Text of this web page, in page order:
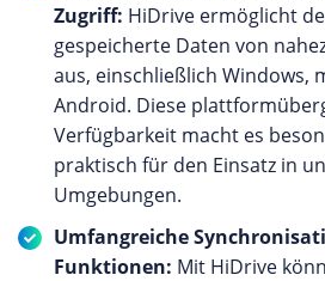
Zugriff: HiDrive ermöglicht
gespeicherte Daten von
aus, einschließlich Windows,
Android. Diese
Verfügbarkeit macht es
praktisch für den Einsatz in
Umgebungen.
Umfangreiche
Funktionen: Mit HiDrive